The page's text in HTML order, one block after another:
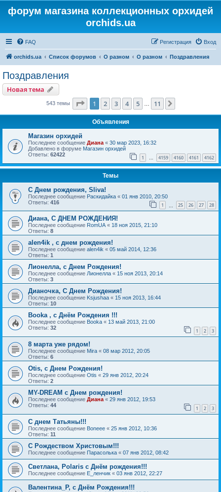
форум магазина коллекционных орхидей
orchids.ua
FAQ Вход
Регистрация
orchids.ua Список форумов О разном О разном Поздравления
Поздравления
Новая тема
543 темы Страница из 11
1 2 3 4 5 11
Объявления
Магазин орхидей
Последнее сообщение Диана « 30 мар 2023, 16:32
Добавлено в форуме Магазин орхидей
Ответы: 62422 1 … 4159 4160 4161 4162
Темы
С Днем рождения, Sliva!
Последнее сообщение Раскидайка « 01 янв 2010, 20:50
Ответы: 416 1 25 26 27 28
Диана, С ДНЕМ РОЖДЕНИЯ!
Последнее сообщение RomUA « 18 ноя 2015, 21:10
Ответы: 8
alen4ik , с днем рождения!
Последнее сообщение alen4ik « 05 май 2014, 12:36
Ответы: 1
Лионелла, с Днем Рождения!
Последнее сообщение Лионелла « 15 ноя 2013, 20:14
Ответы: 3
Дианочка, С Днем Рождения!
Последнее сообщение Ksjushaa « 15 ноя 2013, 16:44
Ответы: 10
Booka , с Днём Рождения !!!
Последнее сообщение Booka « 13 май 2013, 21:00
Ответы: 32 1 2 3
8 марта уже рядом!
Последнее сообщение Mira « 08 мар 2012, 20:05
Ответы: 6
Otis, с Днем Рождения!
Последнее сообщение Otis « 29 янв 2012, 20:24
Ответы: 2
MY-DREAM с Днем рождения!
Последнее сообщение Диана « 29 янв 2012, 19:53
Ответы: 44 1 2 3
С днем Татьяны!!!
Последнее сообщение Boneee « 25 янв 2012, 10:36
Ответы: 11
С Рождеством Христовым!!!
Последнее сообщение Парасолька « 07 янв 2012, 08:42
Светлана, Polaris с Днём рождения!!!
Последнее сообщение Е_ленчик « 03 янв 2012, 22:27
Валентина_Р, с Днём Рождения!!!